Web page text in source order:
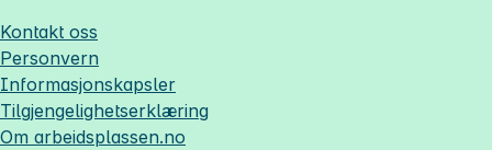
Kontakt oss
Personvern
Informasjonskapsler
Tilgjengelighetserklæring
Om arbeidsplassen.no